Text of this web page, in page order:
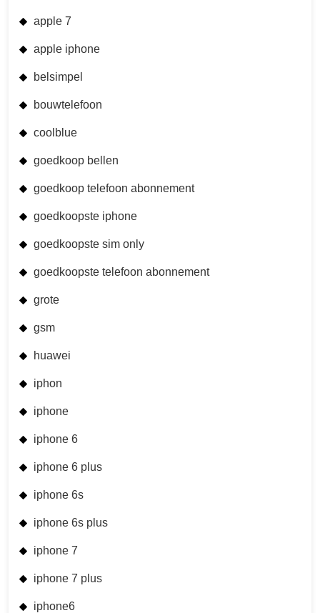
apple 7
apple iphone
belsimpel
bouwtelefoon
coolblue
goedkoop bellen
goedkoop telefoon abonnement
goedkoopste iphone
goedkoopste sim only
goedkoopste telefoon abonnement
grote
gsm
huawei
iphon
iphone
iphone 6
iphone 6 plus
iphone 6s
iphone 6s plus
iphone 7
iphone 7 plus
iphone6